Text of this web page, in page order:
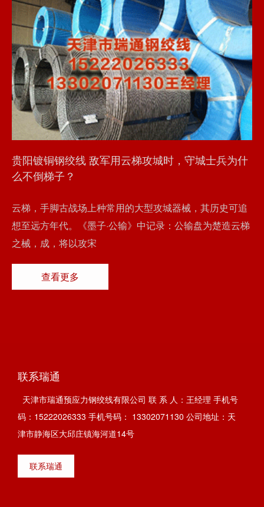
贵阳镀铜钢绞线 敌军用云梯攻城时，守城士兵为什
么不倒梯子？
云梯，手脚古战场上种常用的大型攻城器械，其历史可追
想至远方年代。《墨子·公输》中记录：公输盘为楚造云梯
之械，成，将以攻宋
查看更多
联系瑞通
天津市瑞通预应力钢绞线有限公司 联 系 人：王经理 手机号
码：15222026333 手机号码： 13302071130 公司地址：天
津市静海区大邱庄镇海河道14号
联系瑞通